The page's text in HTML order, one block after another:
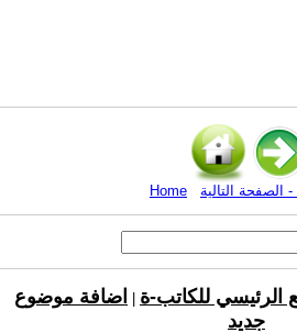
Home - الصفحة التالية
الرئيسي للكاتب-ة
اضافة موضوع
جديد